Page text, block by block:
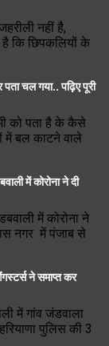
नहीं है,
कि छिपकलियों के
चल गया.. पढ़िए पूरी
को पता है के कैसे
में बल काटने वाले
में कोरोना ने दी
में कोरोना ने
नगर में पंजाब से
ने समाप्त कर
में गांव जंडवाला
पुलिस की 3